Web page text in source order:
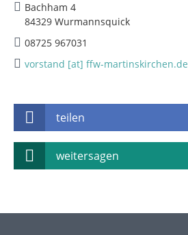
Bachham 4
84329 Wurmannsquick
08725 967031
vorstand [at] ffw-martinskirchen.de
teilen
weitersagen